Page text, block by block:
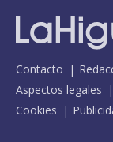
Contacto
Aspectos legales
Cookies